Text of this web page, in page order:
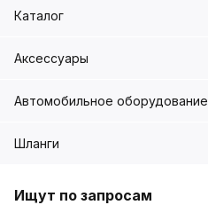
Каталог
Аксессуары
Автомобильное оборудование
Шланги
Ищут по запросам